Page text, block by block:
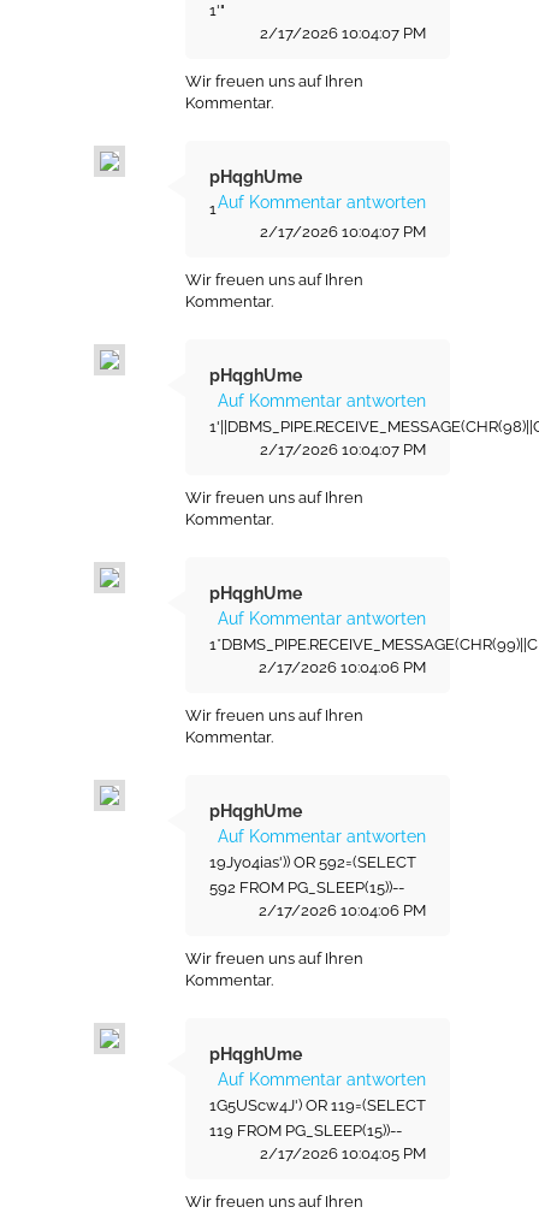
1'"
2/17/2026 10:04:07 PM
Wir freuen uns auf Ihren
Kommentar.
pHqghUme
Auf Kommentar antworten
1
2/17/2026 10:04:07 PM
Wir freuen uns auf Ihren
Kommentar.
pHqghUme
Auf Kommentar antworten
2/17/2026 10:04:07 PM
Wir freuen uns auf Ihren
Kommentar.
pHqghUme
Auf Kommentar antworten
2/17/2026 10:04:06 PM
Wir freuen uns auf Ihren
Kommentar.
pHqghUme
Auf Kommentar antworten
19Jyo4ias')) OR 592=(SELECT
592 FROM PG_SLEEP(15))--
2/17/2026 10:04:06 PM
Wir freuen uns auf Ihren
Kommentar.
pHqghUme
Auf Kommentar antworten
1G5UScw4J') OR 119=(SELECT
119 FROM PG_SLEEP(15))--
2/17/2026 10:04:05 PM
Wir freuen uns auf Ihren